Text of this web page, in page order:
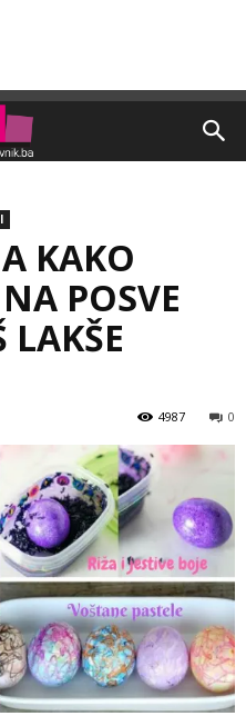
KAKO
POSVE
LAKŠE
0
4987